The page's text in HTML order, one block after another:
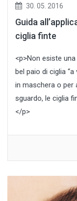
30. 05. 2016
Guida
ciglia finte
<p>Non esiste
bel paio di ciglia
in maschera o per
sguardo, le ciglia
</p>